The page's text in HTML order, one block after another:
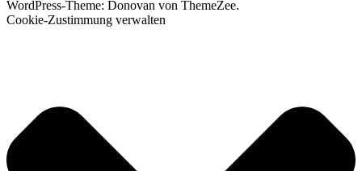
WordPress-Theme: Donovan von ThemeZee.
Cookie-Zustimmung verwalten